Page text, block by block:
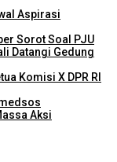
Aspirasi
Sorot Soal PJU
Datangi Gedung
Komisi X DPR RI
Aksi